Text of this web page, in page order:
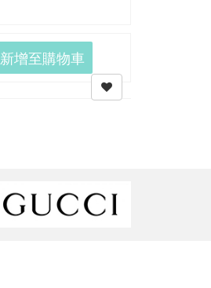
新增至購物車